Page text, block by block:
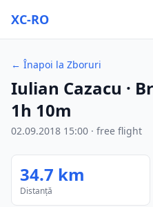
XC-RO
← Înapoi la Zboruri
Iulian Cazacu ·
1h 10m
02.09.2018 15:00 · free flight
34.7 km
Distanță